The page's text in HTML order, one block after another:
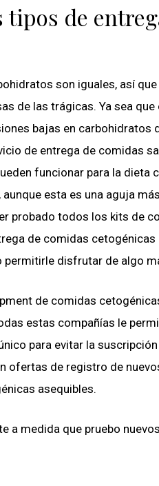
tipos de
son iguales, así
de las trágicas. Ya sea
bajas en
de entrega de comidas
funcionar para la dieta
esta es una aguja
probado todos los kits de
de comidas
disfrutar de algo
de comidas
estas compañías le
para evitar la
ofertas de registro de
asequibles.
a medida que pruebo